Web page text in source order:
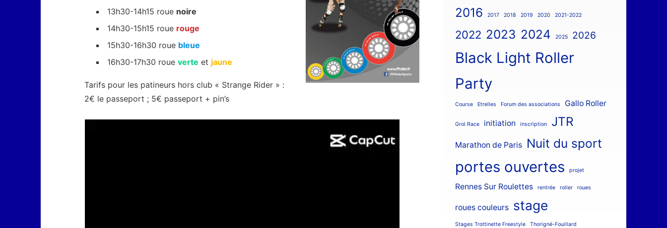
13h30-14h15 roue noire
14h30-15h15 roue rouge
15h30-16h30 roue bleue
16h30-17h30 roue verte et jaune
Tarifs pour les patineurs hors club « Strange Rider » :
2€ le passeport ; 5€ passeport + pin’s
2016 2017 2018 2019 2020 2021-2022
2022 2023 2024 2025 2026
Black Light Roller
Party
Course Etrelles Forum des associations Gallo Roller
Grol Race initiation inscription JTR
Marathon de Paris Nuit du sport
portes ouvertes projet
Rennes Sur Roulettes rentrée roller roues
roues couleurs stage
Stages Trottinette Freestyle
Thorigné-Fouillard